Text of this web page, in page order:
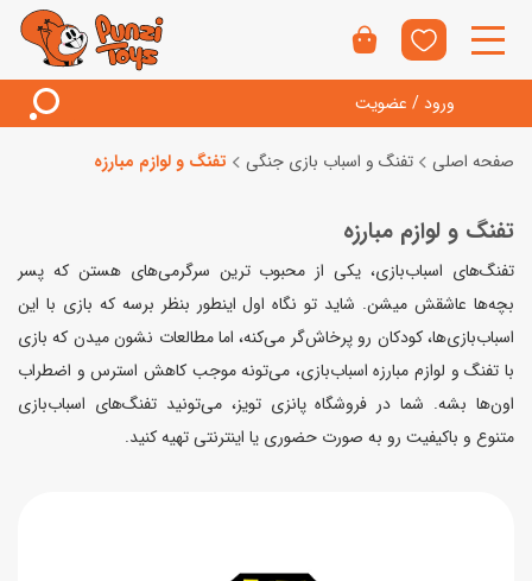
ورود / عضویت
صفحه اصلی تفنگ و اسباب بازی جنگی تفنگ و لوازم مبارزه
تفنگ و لوازم مبارزه
تفنگ‌های اسباب‌بازی، یکی از محبوب ترین سرگرمی‌های هستن که پسر
بچه‌ها عاشقش میشن. شاید تو نگاه اول اینطور بنظر برسه که بازی با این
اسباب‌بازی‌ها، کودکان رو پرخاش‌گر می‌کنه، اما مطالعات نشون میدن که بازی
با تفنگ و لوازم مبارزه اسباب‌بازی، می‌تونه موجب کاهش استرس و اضطراب
اون‌ها بشه. شما در فروشگاه پانزی تویز، می‌تونید تفنگ‌های اسباب‌بازی
متنوع و باکیفیت رو به صورت حضوری یا اینترنتی تهیه کنید.